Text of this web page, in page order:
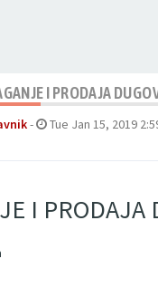
I PRODAJA
- Tue Jan 15, 2019
I PRODAJA